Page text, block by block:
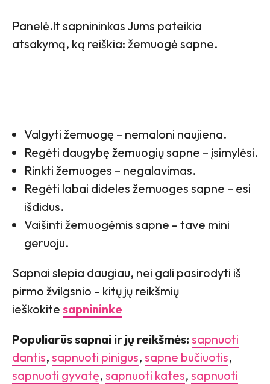
Panelė.lt sapnininkas Jums pateikia
atsakymą, ką reiškia: žemuogė sapne.
Valgyti žemuogę – nemaloni naujiena.
Regėti daugybę žemuogių sapne – įsimylėsi.
Rinkti žemuoges – negalavimas.
Regėti labai dideles žemuoges sapne – esi
išdidus.
Vaišinti žemuogėmis sapne – tave mini
geruoju.
Sapnai slepia daugiau, nei gali pasirodyti iš
pirmo žvilgsnio – kitų jų reikšmių
ieškokite sapnininke
Populiarūs sapnai ir jų reikšmės: sapnuoti
dantis, sapnuoti pinigus, sapne bučiuotis,
sapnuoti gyvatę, sapnuoti kates, sapnuoti